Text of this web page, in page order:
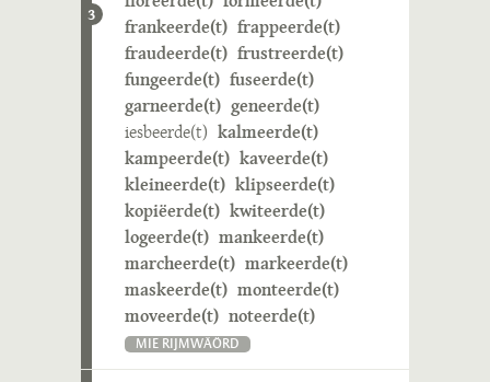
3
frankeerde(t) frappeerde(t)
fraudeerde(t) frustreerde(t)
fungeerde(t) fuseerde(t)
garneerde(t) geneerde(t)
iesbeerde(t) kalmeerde(t)
kampeerde(t) kaveerde(t)
kleineerde(t) klipseerde(t)
kopiëerde(t) kwiteerde(t)
logeerde(t) mankeerde(t)
marcheerde(t) markeerde(t)
maskeerde(t) monteerde(t)
moveerde(t) noteerde(t)
MIE RIJMWÄÖRD